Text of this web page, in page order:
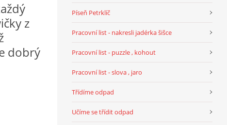
z
dobrý
Píseň Petrklíč
Pracovní list - nakresli jadérka šišce
Pracovní list - puzzle , kohout
Pracovní list - slova , jaro
Třídíme odpad
Učíme se třídit odpad